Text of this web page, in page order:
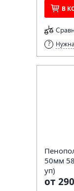
В
50мм
уп)
от